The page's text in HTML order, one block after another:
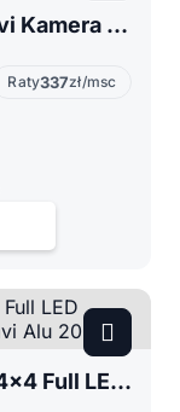
Kia Venga 1.6 CRDI 128KM Navi Kamera Parktronik Bezkluczykowa Alu Serwis PIĘKNA
Raty337zł/msc
Ford Edge 2.0 210KM SPORT 4x4 Full LED Panorama Kamery 360 Alcantara Navi Alu 20